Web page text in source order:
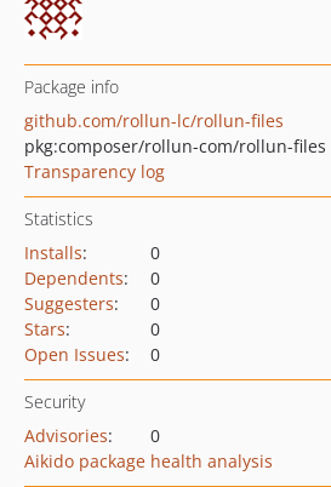
Package info
github.com/rollun-lc/rollun-files
pkg:composer/rollun-com/rollun-files
Transparency log
Statistics
Installs:
0
Dependents:
0
Suggesters:
0
Stars:
0
Open Issues: 0
Security
Advisories:
0
Aikido package health analysis